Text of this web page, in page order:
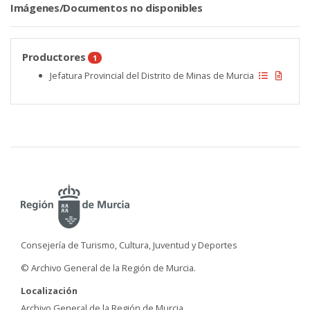
Imágenes/Documentos no disponibles
Productores 1
Jefatura Provincial del Distrito de Minas de Murcia
Consejería de Turismo, Cultura, Juventud y Deportes
© Archivo General de la Región de Murcia.
Localización